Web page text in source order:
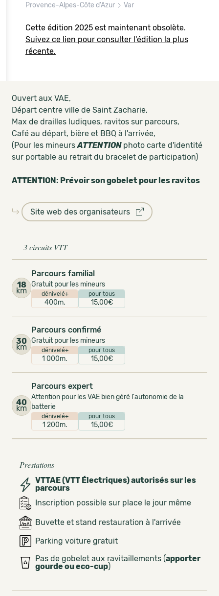
Provence-Alpes-Côte d'Azur Var
Cette édition 2025 est maintenant obsolète.
Suivez ce lien pour consulter l'édition la plus
récente.
Ouvert aux VAE,
Départ centre ville de Saint Zacharie,
Max de drailles ludiques, ravitos sur parcours,
Café au départ, bière et BBQ à l'arrivée,
(Pour les mineursATTENTION photo carte d'identité
sur portable au retrait du bracelet de participation)
ATTENTION: Prévoir son gobelet pour les ravitos
Site web des organisateurs
3 circuits VTT
18
km
Parcours familial
Gratuit pour les mineurs
dénivelé+
400m.
pour tous
15,00€
30
km
Parcours confirmé
Gratuit pour les mineurs
dénivelé+
1 000m.
pour tous
15,00€
40
km
Parcours expert
Attention pour les VAE bien géré l'autonomie de la
batterie
dénivelé+
1 200m.
pour tous
15,00€
Prestations
VTTAE (VTT Électriques) autorisés sur les
parcours
Inscription possible sur place le jour même
Buvette et stand restauration à l'arrivée
Parking voiture gratuit
Pas de gobelet aux ravitaillements (apporter
gourde ou eco-cup)